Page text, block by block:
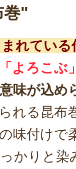
巻"
れている
「よろこぶ
味が込め
れる昆布
味付けで
かりと染